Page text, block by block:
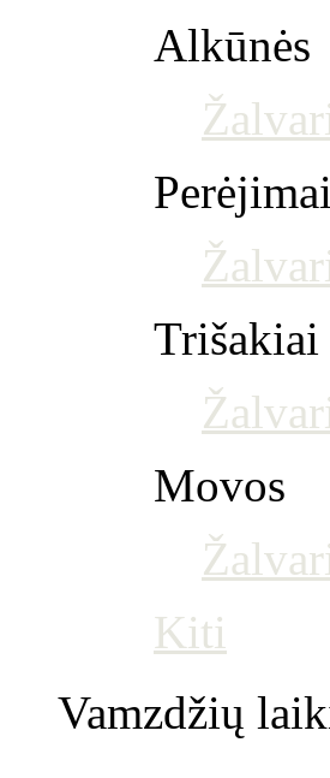
Alkūnės
Perėjimai
Trišakiai
Movos
Kiti
Vamzdžių